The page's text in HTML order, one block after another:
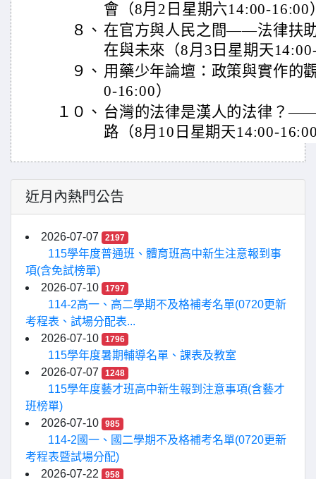
會（8月2日星期六14:00-16:00
８、 在官方與人民之間——法律扶
在與未來（8月3日星期天
９、 用藥少年論壇：政策與實作的
0-16:00）
１０、 台灣的法律是漢人的法律？
路（8月10日星期天14:00-
近月內熱門公告
2026-07-07 2197
115學年度普通班、體育班高中新生注意報到事
項(含免試榜單)
2026-07-10
1797
114-2高一、高二學期不及格補考名單(0720更新
考程表、試場分配表...
2026-07-10
1796
115學年度暑期輔導名單、課表及教室
2026-07-07
1248
115學年度藝才班高中新生報到注意事項(含藝才
班榜單)
2026-07-10
985
114-2國一、國二學期不及格補考名單(0720更新
考程表暨試場分配)
2026-07-22
958